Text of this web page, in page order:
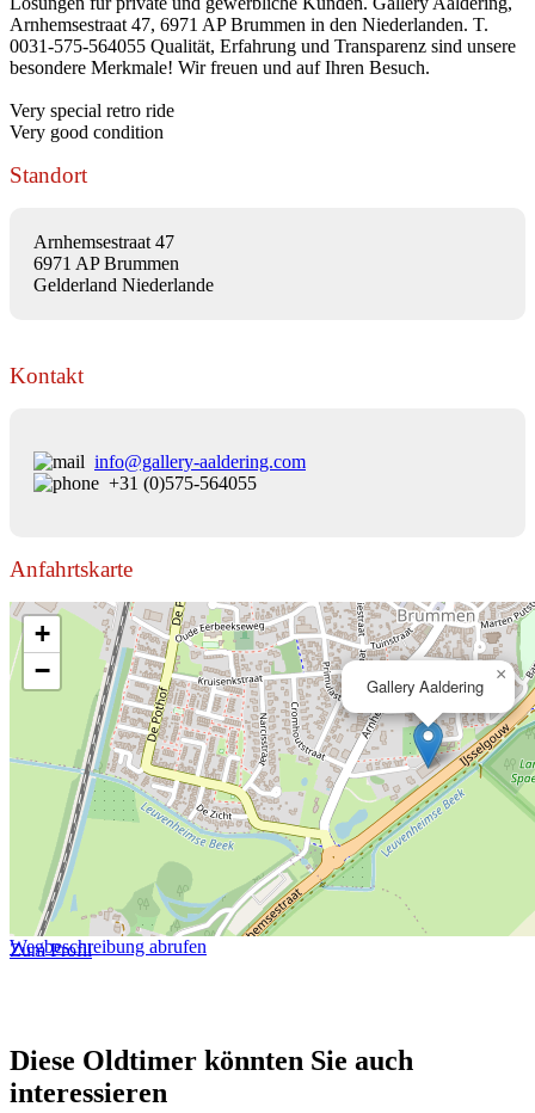
Arnhemsestraat 47, 6971 AP Brummen in den Niederlanden. T.
0031-575-564055 Qualität, Erfahrung und Transparenz sind unsere
besondere Merkmale! Wir freuen und auf Ihren Besuch.
Very special retro ride
Very good condition
Standort
Arnhemsestraat 47
6971 AP Brummen
Gelderland Niederlande
Kontakt
info@gallery-aaldering.com
+31 (0)575-564055
Anfahrtskarte
Gallery Aaldering
×
+
−
Wegbeschreibung abrufen
Zum Profil
Diese Oldtimer könnten Sie auch
interessieren